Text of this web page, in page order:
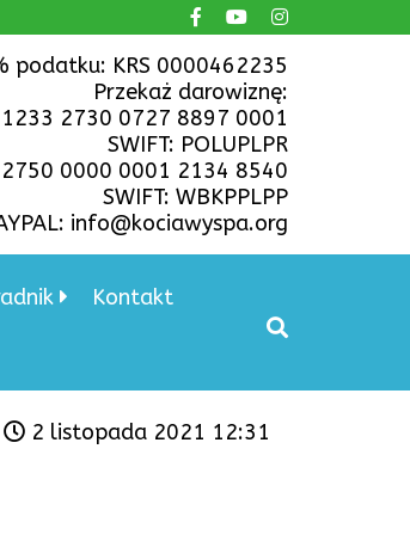
podatku: KRS 0000462235
Przekaż darowiznę:
2730 0727 8897 0001
SWIFT: POLUPLPR
0000 0001 2134 8540
SWIFT: WBKPPLPP
info@kociawyspa.org
Kontakt
2 listopada 2021 12:31